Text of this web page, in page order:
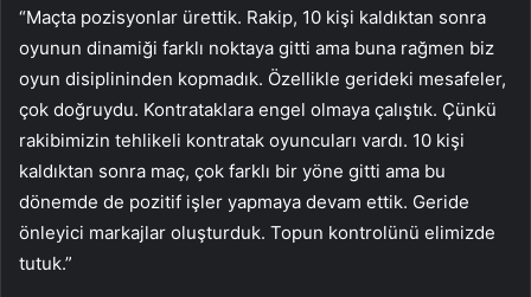
“Maçta pozisyonlar ürettik. Rakip, 10 kişi kaldıktan sonra
oyunun dinamiği farklı noktaya gitti ama buna rağmen biz
oyun disiplininden kopmadık. Özellikle gerideki mesafeler,
çok doğruydu. Kontrataklara engel olmaya çalıştık. Çünkü
rakibimizin tehlikeli kontratak oyuncuları vardı. 10 kişi
kaldıktan sonra maç, çok farklı bir yöne gitti ama bu
dönemde de pozitif işler yapmaya devam ettik. Geride
önleyici markajlar oluşturduk. Topun kontrolünü elimizde
tutuk.”